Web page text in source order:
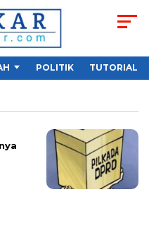
POLITIK TUTORIAL